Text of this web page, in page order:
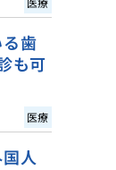
歯
も可
医療
人